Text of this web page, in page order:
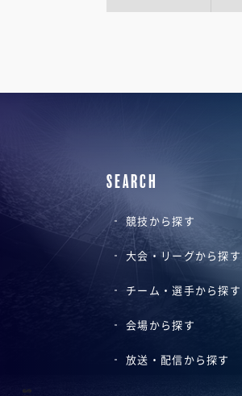
SEARCH
競技から探す
大会・リーグから探す
チーム・選手から探す
会場から探す
放送・配信から探す